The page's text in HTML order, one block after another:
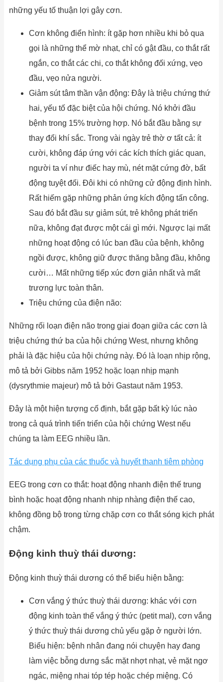
những yếu tố thuận lợi gây cơn.
Cơn không điển hình: ít gặp hơn nhiều khi bỏ qua
gọi là những thể mờ nhạt, chỉ có gật đầu, co thắt rất
ngắn, co thắt các chi, co thắt không đối xứng, vẹo
đầu, vẹo nửa người.
Giảm sút tâm thần vận động: Đây là triệu chứng thứ
hai, yếu tố đặc biệt của hội chứng. Nó khởi đầu
bệnh trong 15% trường hợp. Nó bắt đầu bằng sự
thay đổi khí sắc. Trong vài ngày trẻ thờ ơ tất cả: ít
cười, không đáp ứng với các kích thích giác quan,
người ta ví như điếc hay mù, nét mặt cứng đờ, bất
động tuyệt đối. Đôi khi có những cử động định hình.
Rất hiếm gặp những phản ứng kích động tấn công.
Sau đó bắt đầu sự giảm sút, trẻ không phát triển
nữa, không đạt được một cái gì mới. Ngược lại mất
những hoạt động có lúc ban đầu của bệnh, không
ngồi được, không giữ được thăng bằng đầu, không
cười… Mất những tiếp xúc đơn giản nhất và mất
trương lực toàn thân.
Triệu chứng của điện não:
Những rối loạn điện não trong giai đoạn giữa các cơn là
triệu chứng thứ ba của hội chứng West, nhưng không
phải là đặc hiệu của hội chứng này. Đó là loạn nhịp rộng,
mô tả bởi Gibbs năm 1952 hoặc loạn nhịp mạnh
(dysrythmie majeur) mô tả bởi Gastaut năm 1953.
Đây là một hiện tượng cố định, bắt gặp bất kỳ lúc nào
trong cả quá trình tiến triển của hội chứng West nếu
chúng ta làm EEG nhiều lần.
Tác dụng phụ của các thuốc và huyết thanh tiêm phòng
EEG trong cơn co thắt: hoạt động nhanh điện thế trung
bình hoặc hoạt động nhanh nhịp nhàng điện thế cao,
không đồng bộ trong từng chặp cơn co thắt sóng kịch phát
chậm.
Động kinh thuỳ thái dương:
Động kinh thuỳ thái dương có thể biểu hiện bằng:
Cơn vắng ý thức thuỳ thái dương: khác với cơn
động kinh toàn thể vắng ý thức (petit mal), cơn vắng
ý thức thuỳ thái dương chủ yếu gặp ở người lớn.
Biểu hiện: bệnh nhân đang nói chuyện hay đang
làm việc bỗng dưng sắc mặt nhợt nhạt, vẻ mặt ngơ
ngác, miệng nhai tóp tép hoặc chép miệng. Có